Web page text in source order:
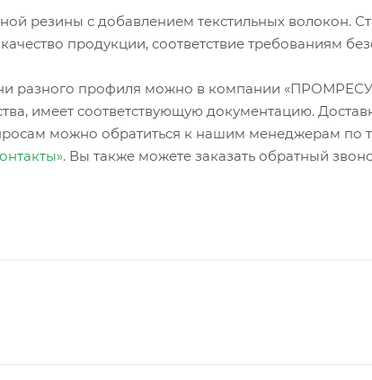
резины с добавлением текстильных волокон.
продукции, соответствие требованиям
разного профиля можно в компании
имеет соответствующую документацию.
можно обратиться к нашим менеджерам по
. Вы также можете заказать обратный